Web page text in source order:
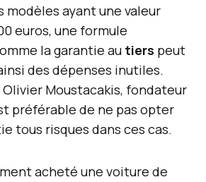
modèles ayant une valeur
euros, une formule
la garantie au tiers peut
des dépenses inutiles.
Olivier Moustacakis, fondateur
préférable de ne pas opter
tous risques dans ces cas.
acheté une voiture de